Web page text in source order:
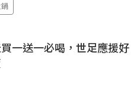
一送一必喝，世足應援好